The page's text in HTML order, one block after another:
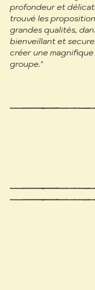
profondeur et
trouvé les
grandes qualités,
bienveillant et
créer une
groupe."